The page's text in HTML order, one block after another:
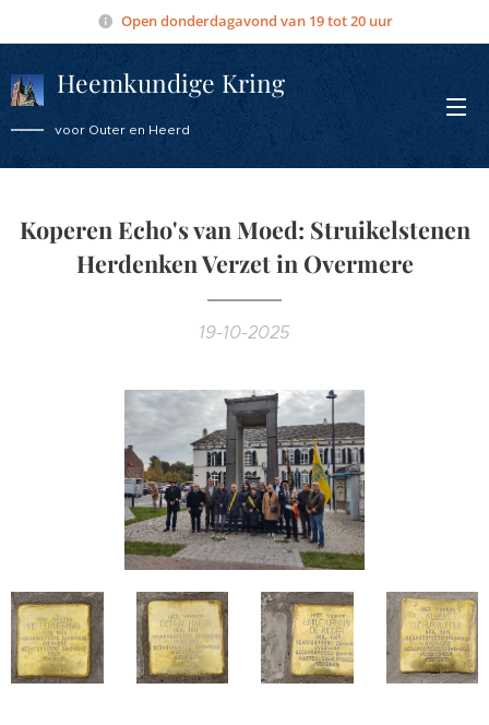
Open donderdagavond van 19 tot 20 uur
Heemkundige Kring
Overmere
voor Outer en Heerd
Koperen Echo's van Moed: Struikelstenen
Herdenken Verzet in Overmere
19-10-2025